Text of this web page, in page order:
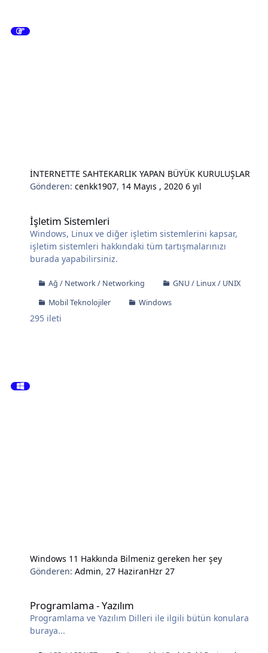
İNTERNETTE SAHTEKARLIK YAPAN BÜYÜK KURULUŞLAR
Gönderen:cenkk1907, 14 Mayıs , 20206 yıl
İşletim Sistemleri
Windows, Linux ve diğer işletim sistemlerini kapsar,
işletim sistemleri hakkındaki tüm tartışmalarınızı
burada yapabilirsiniz.
Ağ / Network / Networking
GNU / Linux / UNIX
Mobil Teknolojiler
Windows
295 ileti
Windows 11 Hakkında Bilmeniz gereken her şey
Gönderen:Admin, 27 HaziranHzr 27
Programlama - Yazılım
Programlama ve Yazılım Dilleri ile ilgili bütün konulara
buraya...